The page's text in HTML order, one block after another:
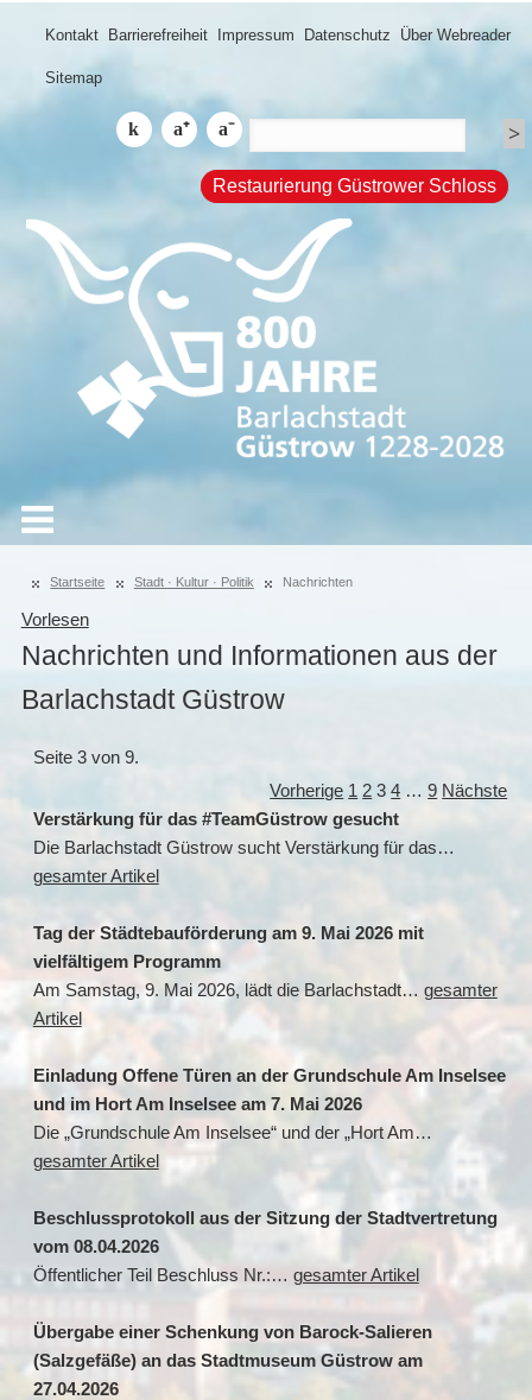
Kontakt Barrierefreiheit Impressum Datenschutz Über Webreader
Sitemap
Restaurierung Güstrower Schloss
Startseite Stadt · Kultur · Politik Nachrichten
Vorlesen
Nachrichten und Informationen aus der
Barlachstadt Güstrow
Seite 3 von 9.
Vorherige 1 2 3 4 … 9 Nächste
Verstärkung für das #TeamGüstrow gesucht
Die Barlachstadt Güstrow sucht Verstärkung für das…
gesamter Artikel
Tag der Städtebauförderung am 9. Mai 2026 mit
vielfältigem Programm
Am Samstag, 9. Mai 2026, lädt die Barlachstadt… gesamter
Artikel
Einladung Offene Türen an der Grundschule Am Inselsee
und im Hort Am Inselsee am 7. Mai 2026
Die „Grundschule Am Inselsee“ und der „Hort Am…
gesamter Artikel
Beschlussprotokoll aus der Sitzung der Stadtvertretung
vom 08.04.2026
Öffentlicher Teil Beschluss Nr.:… gesamter Artikel
Übergabe einer Schenkung von Barock-Salieren
(Salzgefäße) an das Stadtmuseum Güstrow am
27.04.2026